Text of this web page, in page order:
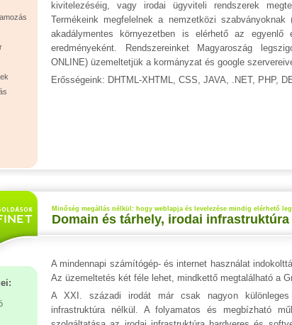
kivitelezéséig, vagy irodai ügyviteli rendszerek
Termékeink megfelelnek a nemzetközi
akadálymentes környezetben is elérhető az egyenlő
eredményeként. Rendszereinket Magyaroszág
ONLINE) üzemeltetjük a kormányzat és google
Erősségeink: DHTML-XHTML, CSS, JAVA, .NET, PHP,
Minőség megállás nélkül: hogy weblapja és levelezése mindig elérhető
Domain és tárhely, irodai infrastruktúra
A mindennapi számítógép- és internet használat
Az üzemeltetés két féle lehet, mindkettő megtalálható a
A XXI. századi irodát már csak nagyon különleges
infrastruktúra nélkül. A folyamatos és megbízható